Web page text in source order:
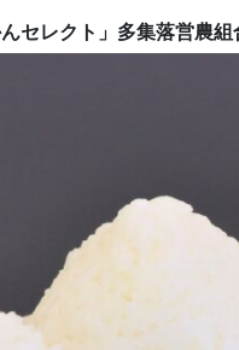
セレクト」多集落営農組